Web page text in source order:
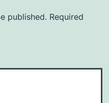
published. Required